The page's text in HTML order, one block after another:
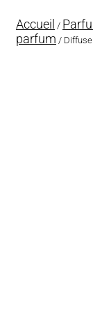
Accueil /
parfum /